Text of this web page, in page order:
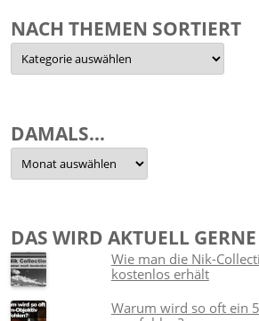
NACH THEMEN SORTIERT
Nach
Themen
sortiert
DAMALS…
Damals…
DAS WIRD AKTUELL
Wie man die Nik-
kostenlos erhält
Warum wird so oft ein